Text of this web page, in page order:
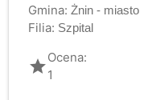
Gmina: Żnin - miasto
Filia: Szpital
gradeOcena:
1